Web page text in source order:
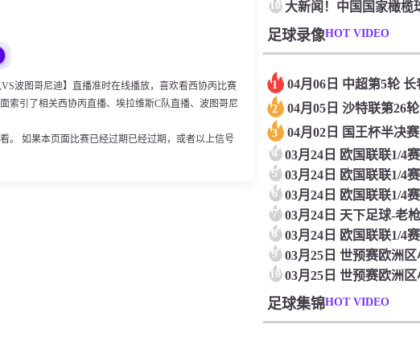
VS波图哥尼迪】直播准时在线播放，喜欢看西协丙比赛
索引了相关西协丙直播、埃拉维斯C队直播、波图哥尼
。 如果本页面比赛已经过期已经过期，或者以上信号
10
足球录像HOT VIDEO
1
2
3
4
5
6
7
8
9
10
足球集锦HOT VIDEO